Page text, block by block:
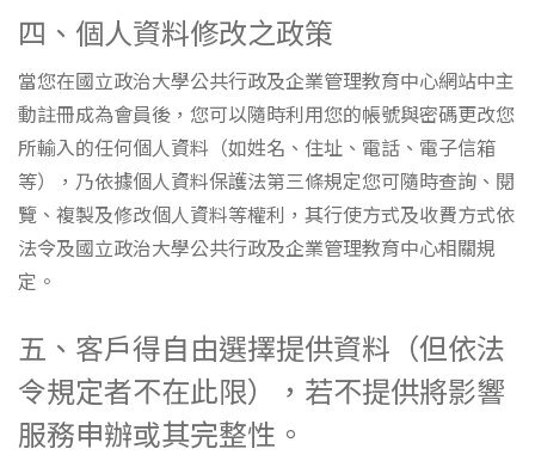
四、個人資料修改之政策
當您在國立政治大學公共行政及企業管理教育中心網站中主
動註冊成為會員後，您可以隨時利用您的帳號與密碼更改您
所輸入的任何個人資料（如姓名、住址、電話、電子信箱
等），乃依據個人資料保護法第三條規定您可隨時查詢、閱
覽、複製及修改個人資料等權利，其行使方式及收費方式依
法令及國立政治大學公共行政及企業管理教育中心相關規
定。
五、客戶得自由選擇提供資料（但依法
令規定者不在此限），若不提供將影響
服務申辦或其完整性。